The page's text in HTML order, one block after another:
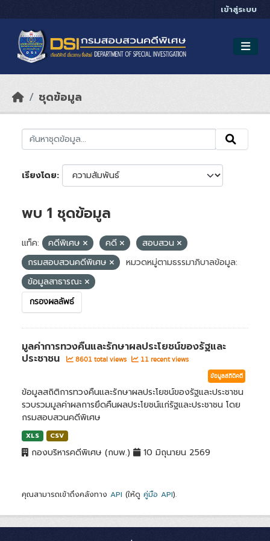
เข้าสู่ระบบ
ชุดข้อมูล
เรียงโดย
พบ 1 ชุดข้อมูล
แท็ค: คดีพิเศษ คดี
สอบสวน
กรมสอบสวนคดีพิเศษ
หมวดหมู่ตามธรรมาภิบาลข้อมูล:
ข้อมูลสาธารณะ
กรองผลลัพธ์
มูลค่าการทวงคืนและรักษาผลประโยชน์ของรัฐและ
ประชาชน
8601 total views 11 recent views
ข้อมูลสถิติคดี
ข้อมูลสถิติการทวงคืนและรักษาผลประโยชน์ของรัฐและประชาชน
รวบรวมมูลค่าผลการยึดคืนผลประโยชน์แก่รัฐและประชาชน โดย
กรมสอบสวนคดีพิเศษ
XLS CSV
กองบริหารคดีพิเศษ (กบพ.) 10 มิถุนายน 2569
คุณสามารถเข้าถึงคลังทาง API (ให้ดู คู่มือ API).